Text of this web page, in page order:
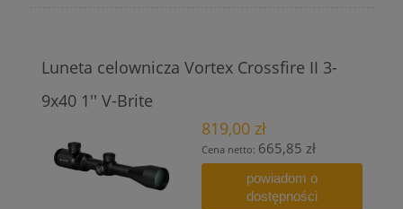
Luneta celownicza Vortex Crossfire II 3-
9x40 1'' V-Brite
819,00 zł
Cena netto: 665,85 zł
powiadom o
dostępności